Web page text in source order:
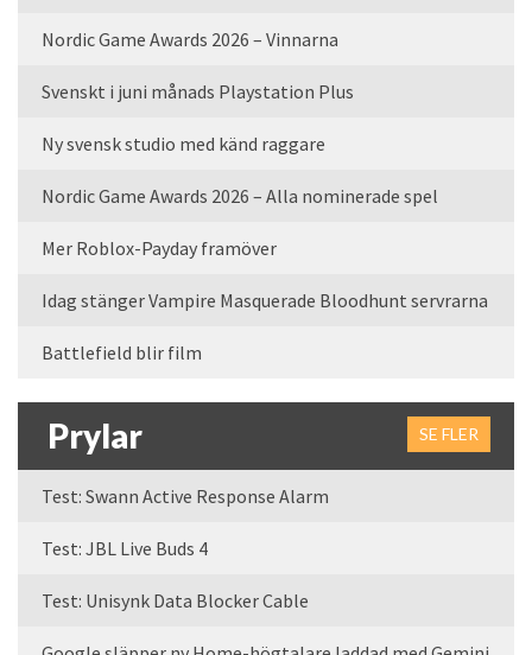
Nordic Game Awards 2026 – Vinnarna
Svenskt i juni månads Playstation Plus
Ny svensk studio med känd raggare
Nordic Game Awards 2026 – Alla nominerade spel
Mer Roblox-Payday framöver
Idag stänger Vampire Masquerade Bloodhunt servrarna
Battlefield blir film
Prylar SE FLER
Test: Swann Active Response Alarm
Test: JBL Live Buds 4
Test: Unisynk Data Blocker Cable